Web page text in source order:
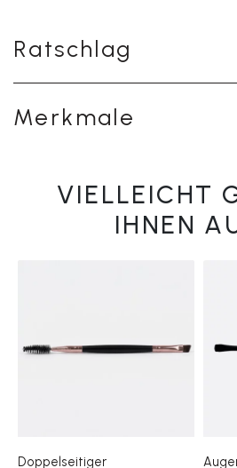
Ratschlag
Merkmale
VIELLEICHT
IHNEN
Doppelseitiger